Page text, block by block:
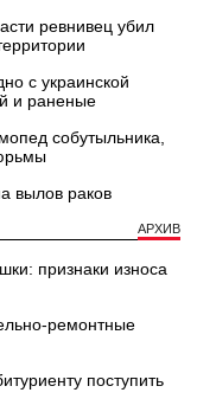
ревнивец убил
с украинской
и раненые
собутыльника,
вылов раков
АРХИВ
признаки износа
ремонтные
поступить